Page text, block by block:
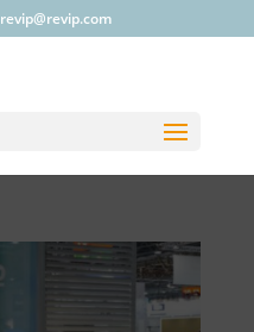
revip@revip.com